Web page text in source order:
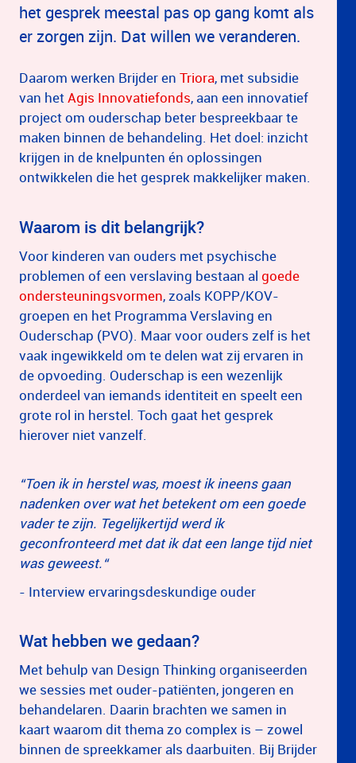
het gesprek meestal pas op gang komt als
er zorgen zijn. Dat willen we veranderen.
Daarom werken Brijder en Triora, met subsidie
van hetAgis Innovatiefonds, aan een innovatief
project om ouderschap beter bespreekbaar te
maken binnen de behandeling. Het doel: inzicht
krijgen in de knelpunten én oplossingen
ontwikkelen die het gesprek makkelijker maken.
Waarom is dit belangrijk?
Voor kinderen van ouders met psychische
problemen of een verslaving bestaan al goede
ondersteuningsvormen, zoals KOPP/KOV-
groepen en het Programma Verslaving en
Ouderschap (PVO). Maar voor ouders zelf is het
vaak ingewikkeld om te delen wat zij ervaren in
de opvoeding. Ouderschap is een wezenlijk
onderdeel van iemands identiteit en speelt een
grote rol in herstel. Toch gaat het gesprek
hierover niet vanzelf.
“Toen ik in herstel was, moest ik ineens gaan
nadenken over wat het betekent om een goede
vader te zijn. Tegelijkertijd werd ik
geconfronteerd met dat ik dat een lange tijd niet
was geweest.“
- Interview ervaringsdeskundige ouder
Wat hebben we gedaan?
Met behulp van Design Thinking organiseerden
we sessies met ouder-patiënten, jongeren en
behandelaren. Daarin brachten we samen in
kaart waarom dit thema zo complex is – zowel
binnen de spreekkamer als daarbuiten. Bij Brijder